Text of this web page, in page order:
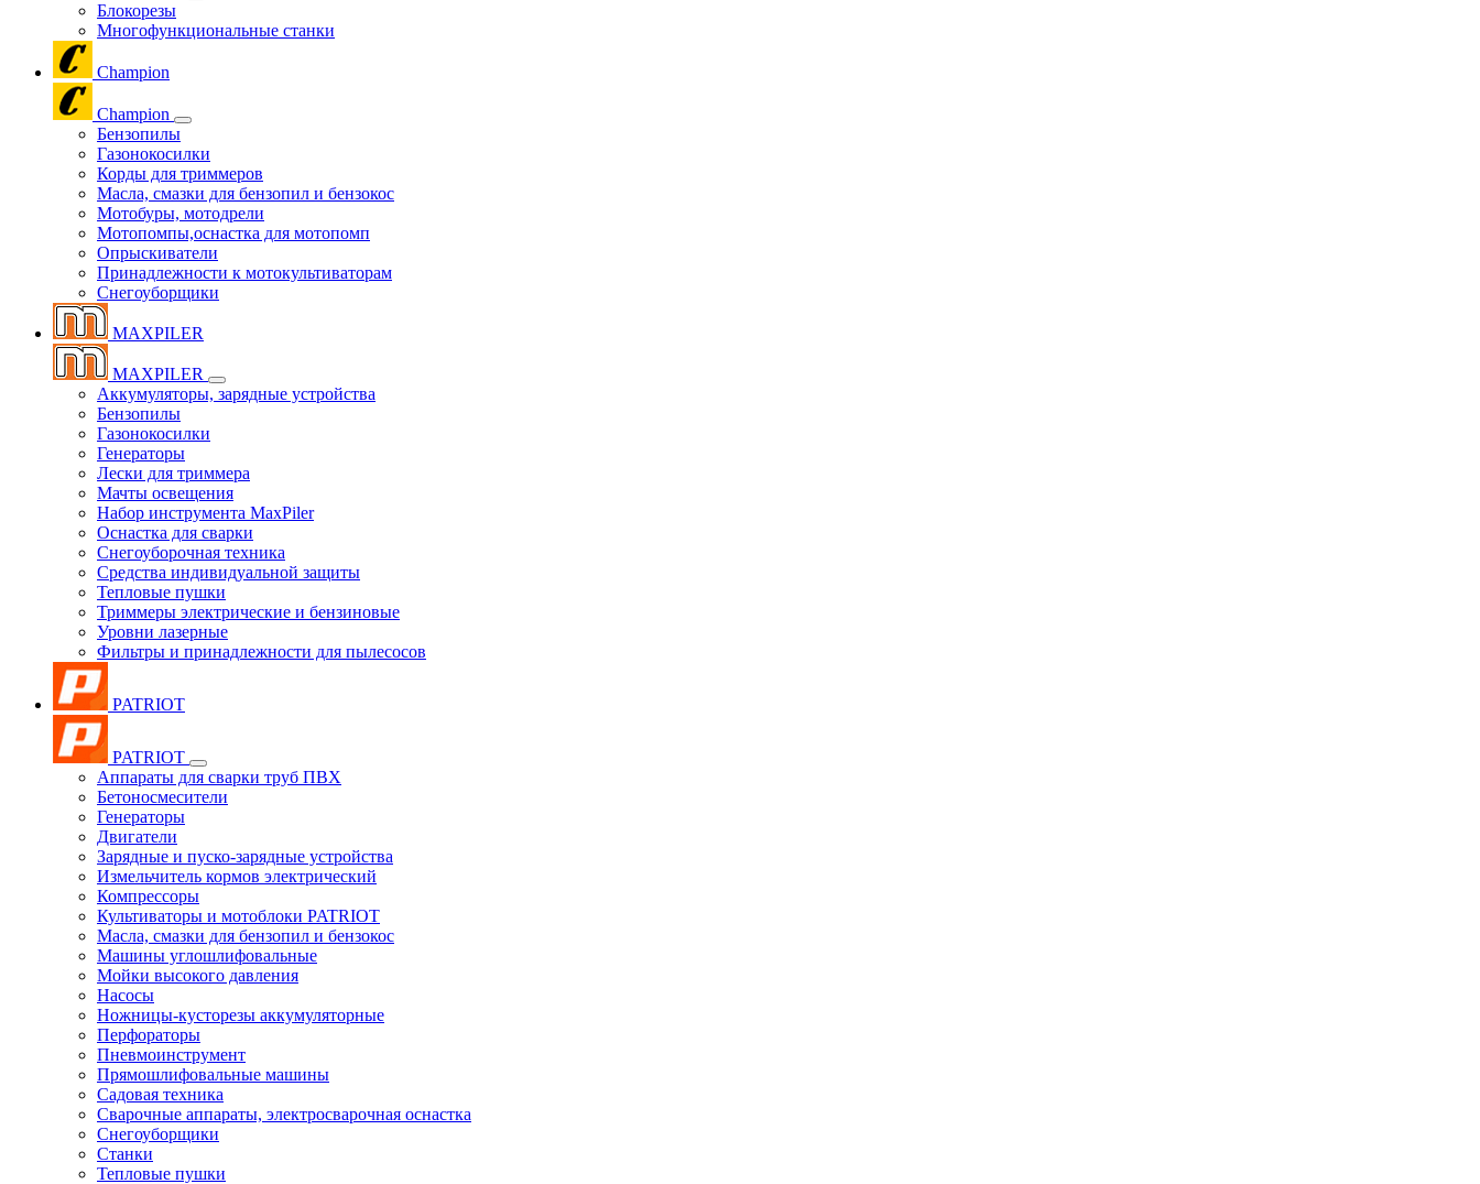
Блокорезы
Многофункциональные станки
Champion
Champion
Бензопилы
Газонокосилки
Корды для триммеров
Масла, смазки для бензопил и бензокос
Мотобуры, мотодрели
Мотопомпы,оснастка для мотопомп
Опрыскиватели
Принадлежности к мотокультиваторам
Снегоуборщики
MAXPILER
MAXPILER
Аккумуляторы, зарядные устройства
Бензопилы
Газонокосилки
Генераторы
Лески для триммера
Мачты освещения
Набор инструмента MaxPiler
Оснастка для сварки
Снегоуборочная техника
Средства индивидуальной защиты
Тепловые пушки
Триммеры электрические и бензиновые
Уровни лазерные
Фильтры и принадлежности для пылесосов
PATRIOT
PATRIOT
Аппараты для сварки труб ПВХ
Бетоносмесители
Генераторы
Двигатели
Зарядные и пуско-зарядные устройства
Измельчитель кормов электрический
Компрессоры
Культиваторы и мотоблоки PATRIOT
Масла, смазки для бензопил и бензокос
Машины углошлифовальные
Мойки высокого давления
Насосы
Ножницы-кусторезы аккумуляторные
Перфораторы
Пневмоинструмент
Прямошлифовальные машины
Садовая техника
Сварочные аппараты, электросварочная оснастка
Снегоуборщики
Станки
Тепловые пушки